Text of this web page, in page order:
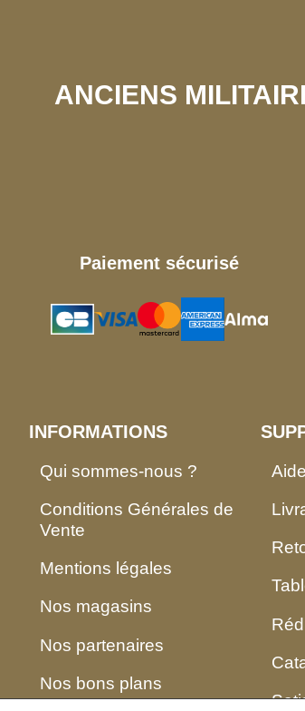
ANCIENS
Paiement sécurisé
INFORMATIONS
Qui sommes-nous ?
Conditions Générales de
Vente
Mentions légales
Nos magasins
Nos partenaires
Nos bons plans
Aide